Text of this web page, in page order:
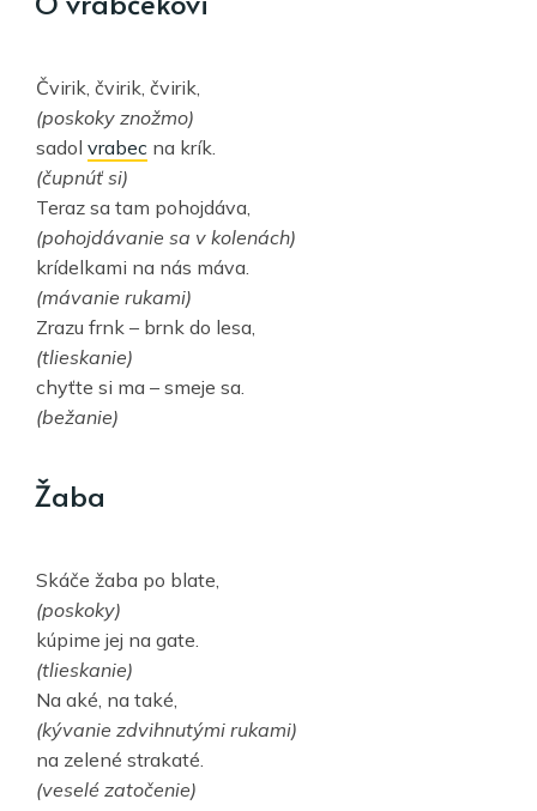
Čvirik, čvirik, čvirik,
(poskoky znožmo)
sadol vrabec na krík.
(čupnúť si)
Teraz sa tam pohojdáva,
(pohojdávanie sa v kolenách)
krídelkami na nás máva.
(mávanie rukami)
Zrazu frnk – brnk do lesa,
(tlieskanie)
chyťte si ma – smeje sa.
(bežanie)
Žaba
Skáče žaba po blate,
(poskoky)
kúpime jej na gate.
(tlieskanie)
Na aké, na také,
(kývanie zdvihnutými rukami)
na zelené strakaté.
(veselé zatočenie)